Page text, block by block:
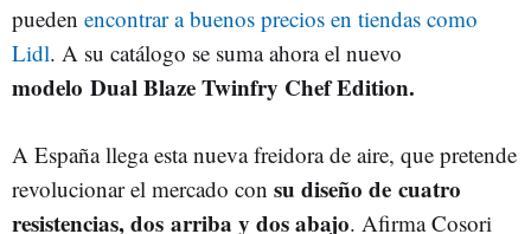
pueden encontrar a buenos precios en tiendas como
Lidl. A su catálogo se suma ahora el nuevo
modelo Dual Blaze Twinfry Chef Edition.
A España llega esta nueva freidora de aire, que pretende
revolucionar el mercado con su diseño de cuatro
resistencias, dos arriba y dos abajo. Afirma Cosori